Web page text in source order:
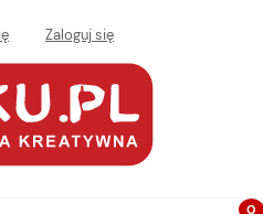
Zaloguj się